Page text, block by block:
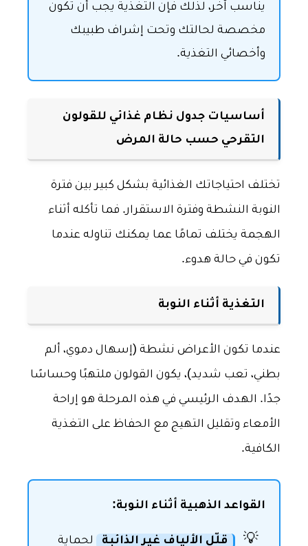
يناسب آخر، لذلك فإن التغذية يجب أن تكون
مخصصة لحالتك وتحت إشراف طبيبك
وأخصائي التغذية.
أساسيات جدول نظام غذائي للقولون
التقرحي حسب حالة المرض
تختلف احتياجاتك الغذائية بشكل كبير بين فترة
النوبة النشطة وفترة الاستقرار. فما تأكله أثناء
الهجمة يختلف تمامًا عما يمكنك تناوله عندما
تكون في حالة هدوء.
التغذية أثناء النوبة
عندما تكون الأعراض نشطة (إسهال دموي، ألم
بطني، تعب شديد)، يكون القولون ملتهبًا وحساسًا
جدًا. الهدف الرئيسي في هذه المرحلة هو إراحة
الأمعاء وتقليل التهيج مع الحفاظ على التغذية
الكافية.
القواعد الذهبية أثناء النوبة:
💡 قلّل الألياف غير الذائبة لحماية